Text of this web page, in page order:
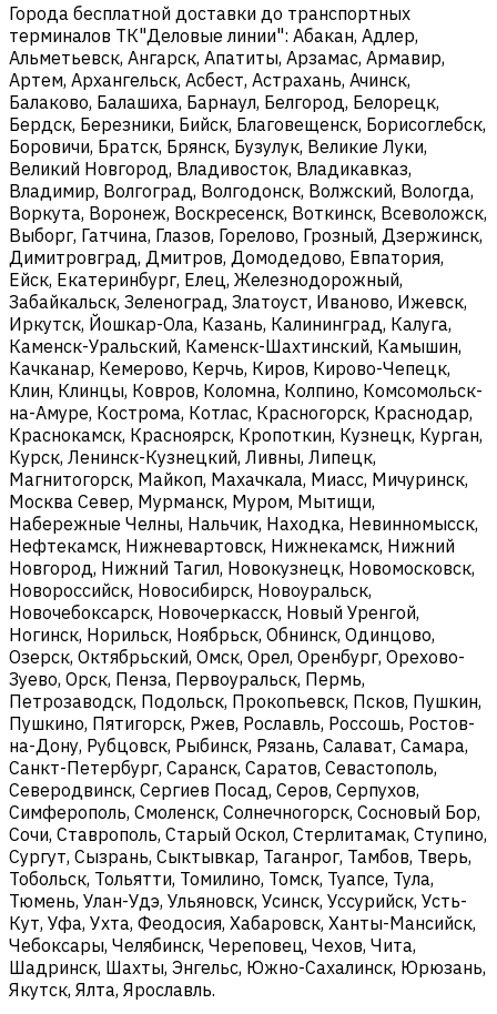
Города бесплатной доставки до транспортных
терминалов ТК"Деловые линии": Абакан, Адлер,
Альметьевск, Ангарск, Апатиты, Арзамас, Армавир,
Артем, Архангельск, Асбест, Астрахань, Ачинск,
Балаково, Балашиха, Барнаул, Белгород, Белорецк,
Бердск, Березники, Бийск, Благовещенск, Борисоглебск,
Боровичи, Братск, Брянск, Бузулук, Великие Луки,
Великий Новгород, Владивосток, Владикавказ,
Владимир, Волгоград, Волгодонск, Волжский, Вологда,
Воркута, Воронеж, Воскресенск, Воткинск, Всеволожск,
Выборг, Гатчина, Глазов, Горелово, Грозный, Дзержинск,
Димитровград, Дмитров, Домодедово, Евпатория,
Ейск, Екатеринбург, Елец, Железнодорожный,
Забайкальск, Зеленоград, Златоуст, Иваново, Ижевск,
Иркутск, Йошкар-Ола, Казань, Калининград, Калуга,
Каменск-Уральский, Каменск-Шахтинский, Камышин,
Качканар, Кемерово, Керчь, Киров, Кирово-Чепецк,
Клин, Клинцы, Ковров, Коломна, Колпино, Комсомольск-
на-Амуре, Кострома, Котлас, Красногорск, Краснодар,
Краснокамск, Красноярск, Кропоткин, Кузнецк, Курган,
Курск, Ленинск-Кузнецкий, Ливны, Липецк,
Магнитогорск, Майкоп, Махачкала, Миасс, Мичуринск,
Москва Север, Мурманск, Муром, Мытищи,
Набережные Челны, Нальчик, Находка, Невинномысск,
Нефтекамск, Нижневартовск, Нижнекамск, Нижний
Новгород, Нижний Тагил, Новокузнецк, Новомосковск,
Новороссийск, Новосибирск, Новоуральск,
Новочебоксарск, Новочеркасск, Новый Уренгой,
Ногинск, Норильск, Ноябрьск, Обнинск, Одинцово,
Озерск, Октябрьский, Омск, Орел, Оренбург, Орехово-
Зуево, Орск, Пенза, Первоуральск, Пермь,
Петрозаводск, Подольск, Прокопьевск, Псков, Пушкин,
Пушкино, Пятигорск, Ржев, Рославль, Россошь, Ростов-
на-Дону, Рубцовск, Рыбинск, Рязань, Салават, Самара,
Санкт-Петербург, Саранск, Саратов, Севастополь,
Северодвинск, Сергиев Посад, Серов, Серпухов,
Симферополь, Смоленск, Солнечногорск, Сосновый Бор,
Сочи, Ставрополь, Старый Оскол, Стерлитамак, Ступино,
Сургут, Сызрань, Сыктывкар, Таганрог, Тамбов, Тверь,
Тобольск, Тольятти, Томилино, Томск, Туапсе, Тула,
Тюмень, Улан-Удэ, Ульяновск, Усинск, Уссурийск, Усть-
Кут, Уфа, Ухта, Феодосия, Хабаровск, Ханты-Мансийск,
Чебоксары, Челябинск, Череповец, Чехов, Чита,
Шадринск, Шахты, Энгельс, Южно-Сахалинск, Юрюзань,
Якутск, Ялта, Ярославль.